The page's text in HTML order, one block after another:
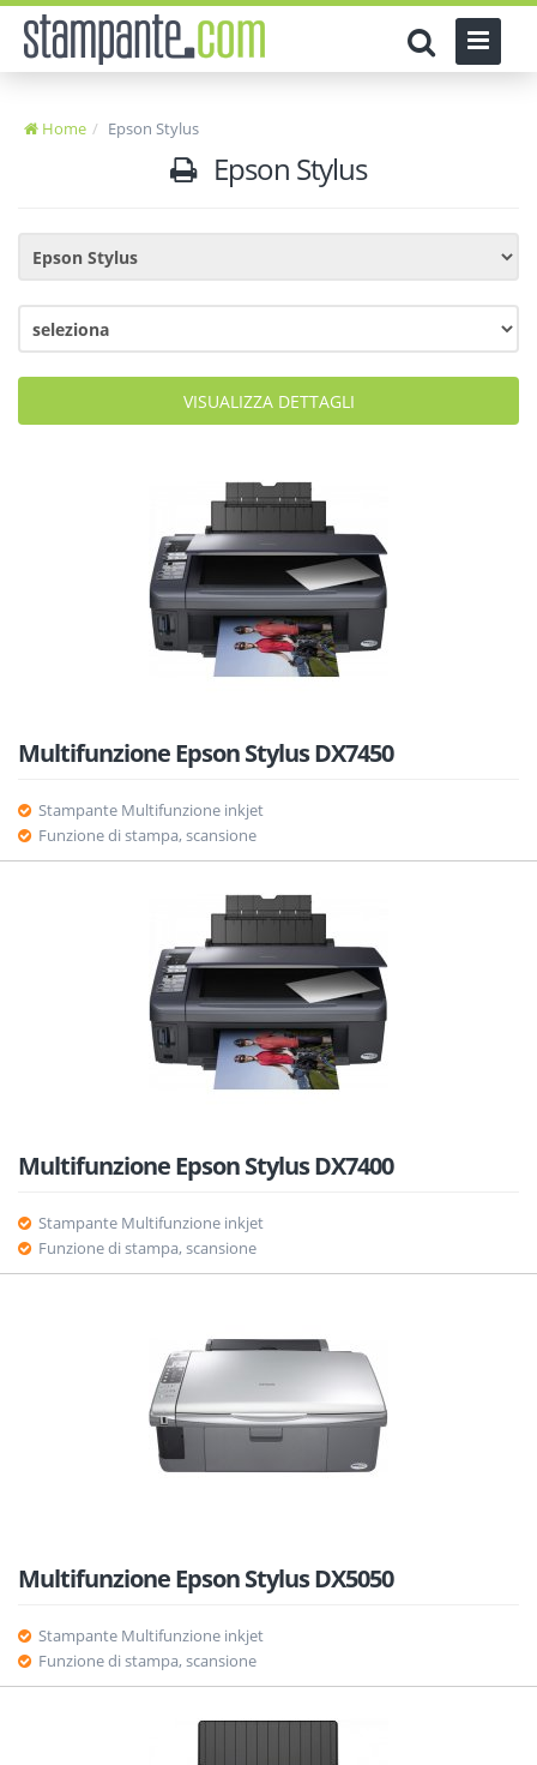
Home Epson Stylus
Epson Stylus
VISUALIZZA DETTAGLI
Multifunzione Epson Stylus DX7450
Stampante Multifunzione inkjet
Funzione di stampa, scansione
Multifunzione Epson Stylus DX7400
Stampante Multifunzione inkjet
Funzione di stampa, scansione
Multifunzione Epson Stylus DX5050
Stampante Multifunzione inkjet
Funzione di stampa, scansione